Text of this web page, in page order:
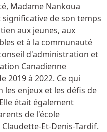
Madame Nankoua
de son temps
aux jeunes, aux
et à la communauté
d'administration et
Canadienne
2019 à 2022. Ce qui
enjeux et les défis de
était également
de l'école
Et-Denis-Tardif.